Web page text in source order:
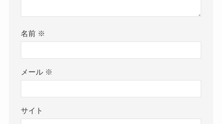
名前 ※
メール ※
サイト